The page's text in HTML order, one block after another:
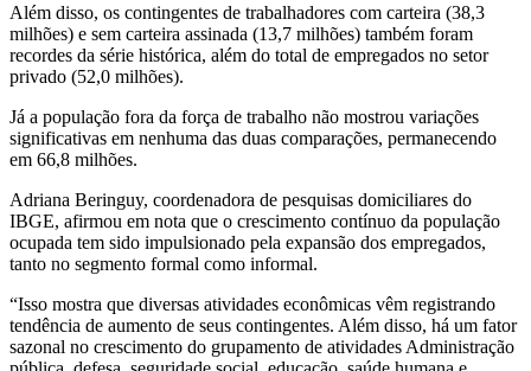
Além disso, os contingentes de trabalhadores com carteira (38,3
milhões) e sem carteira assinada (13,7 milhões) também foram
recordes da série histórica, além do total de empregados no setor
privado (52,0 milhões).
Já a população fora da força de trabalho não mostrou variações
significativas em nenhuma das duas comparações, permanecendo
em 66,8 milhões.
Adriana Beringuy, coordenadora de pesquisas domiciliares do
IBGE, afirmou em nota que o crescimento contínuo da população
ocupada tem sido impulsionado pela expansão dos empregados,
tanto no segmento formal como informal.
“Isso mostra que diversas atividades econômicas vêm registrando
tendência de aumento de seus contingentes. Além disso, há um fator
sazonal no crescimento do grupamento de atividades Administração